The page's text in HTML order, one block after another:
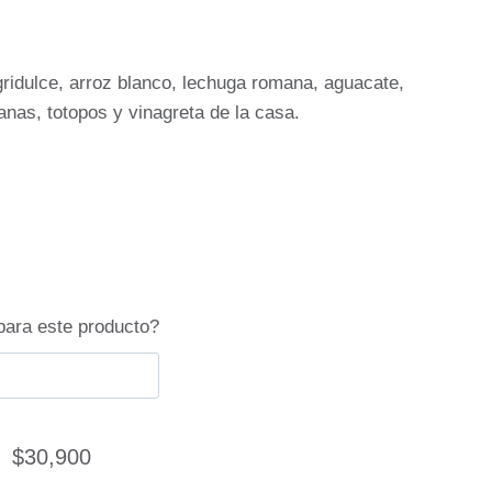
arroz blanco, lechuga romana, aguacate,
totopos y vinagreta de la casa.
este producto?
$30,900